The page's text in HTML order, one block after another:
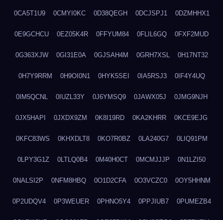
0CA5T1U9 0CMYI0KC 0D38QEGH 0DCJSPJ1 0DZMHHX1
0E9GCHCU 0EZ05K4R 0FFYUM84 0FLIL6GQ 0FXF2MUD
0G363XJW 0GI31E0A 0GJSAH4M 0GRH7XSL 0H17NT32
0H7Y9RRM 0H9OI0N1 0HYK5SEI 0IA5RSJ3 0IF4Y4UQ
0IM5QCNL 0IUZL33Y 0J6YMSQ9 0JAWX05J 0JMG9NJH
0JX5HAPI 0JXDX9ZM 0K8I19RD 0KA2KHRR 0KCE9EJG
0KFC83WS 0KHXDLT8 0KO7R0BZ 0LA240G7 0LIQ91PM
0LPY3G1Z 0LTLQ0B4 0M40H0CT 0MCMJJJP 0N1LZI50
0NALSI2P 0NFM8HBQ 0O1D2CFA 0O3VCZC0 0OY5HHNM
0P2UDQV4 0P3WEUER 0PHNO5Y4 0PPJIUB7 0PUMEZB4